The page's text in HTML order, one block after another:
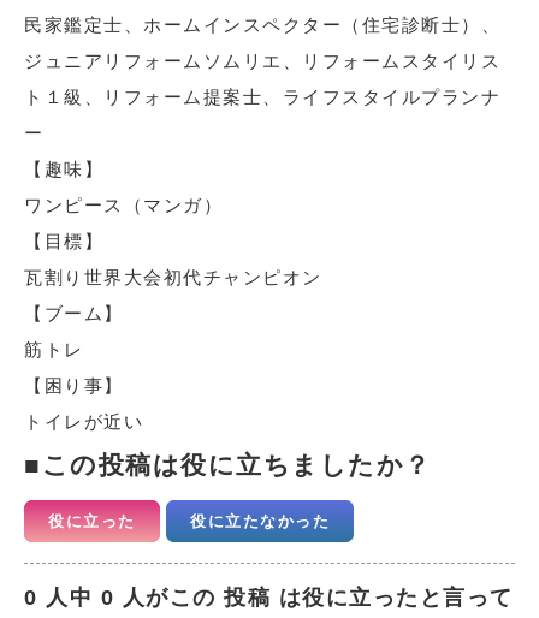
民家鑑定士、ホームインスペクター（住宅診断士）、
ジュニアリフォームソムリエ、リフォームスタイリス
ト１級、リフォーム提案士、ライフスタイルプランナ
ー
【趣味】
ワンピース（マンガ）
【目標】
瓦割り世界大会初代チャンピオン
【ブーム】
筋トレ
【困り事】
トイレが近い
この投稿は役に立ちましたか？
役に立った 役に立たなかった
0 人中 0 人がこの 投稿 は役に立ったと言って